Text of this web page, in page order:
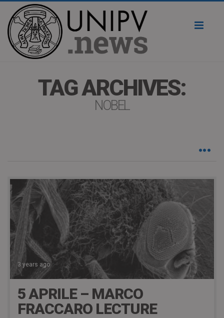
TAG ARCHIVES:
NOBEL
3 years ago
5 APRILE – MARCO
FRACCARO LECTURE